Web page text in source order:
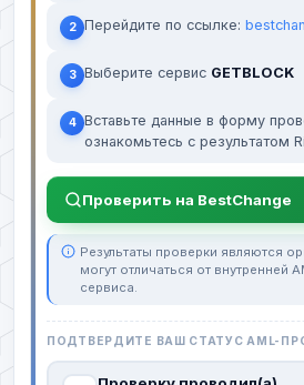
2 Перейдите по ссылке:
3 Выберите сервис GETBLOCK
4 Вставьте данные в форму
ознакомьтесь с результатом
Проверить на BestChange
Результаты проверки являются
могут отличаться от внутренней
сервиса.
ПОДТВЕРДИТЕ ВАШ СТАТУС AML-